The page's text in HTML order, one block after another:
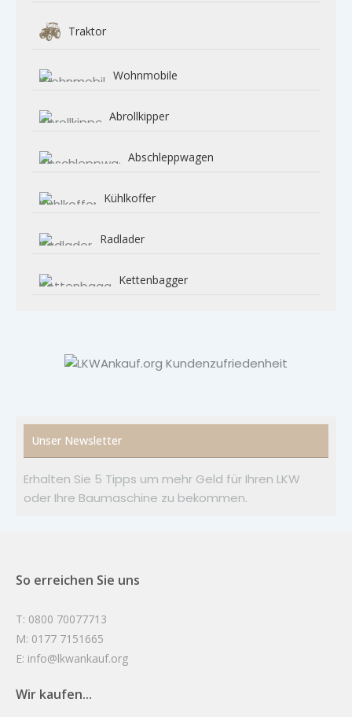
Traktor
Wohnmobile
Abrollkipper
Abschleppwagen
Kühlkoffer
Radlader
Kettenbagger
Unser Newsletter
Erhalten Sie 5 Tipps um mehr Geld für Ihren LKW
oder Ihre Baumaschine zu bekommen.
So erreichen Sie uns
T: 0800 70077713
M: 0177 7151665
E: info@lkwankauf.org
Wir kaufen...